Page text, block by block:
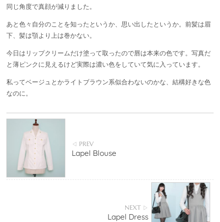
同じ角度で真顔が減りました。
あと色々自分のことを知ったというか、思い出したというか。前髪は眉
下、髪は顎より上は巻かない。
今日はリップクリームだけ塗って取ったので唇は本来の色です。写真だ
と薄ピンクに見えるけど実際は濃い色をしていて気に入っています。
私ってベージュとかライトブラウン系似合わないのかな、結構好きな色
なのに。
◁ PREV
Lapel Blouse
NEXT ▷
Lapel Dress